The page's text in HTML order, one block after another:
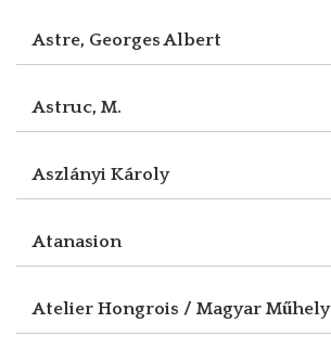
Astre, Georges Albert
Astruc, M.
Aszlányi Károly
Atanasion
Atelier Hongrois / Magyar Műhely